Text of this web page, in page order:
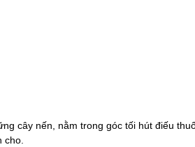
cây nến, nằm trong góc tối hút điếu
cho.